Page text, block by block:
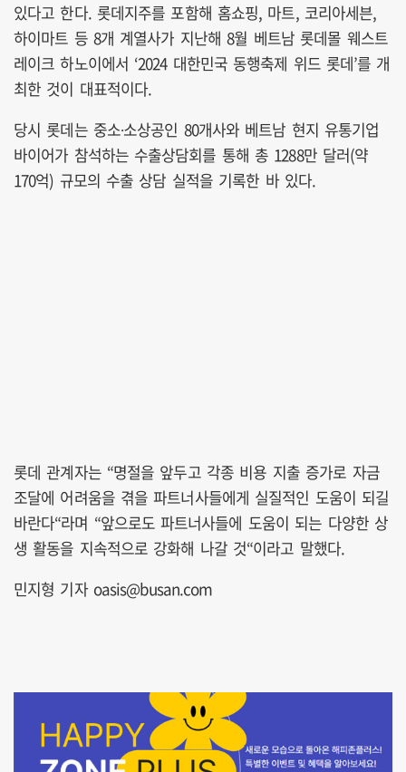
있다고 한다. 롯데지주를 포함해 홈쇼핑, 마트, 코리아세븐,
하이마트 등 8개 계열사가 지난해 8월 베트남 롯데몰 웨스트
레이크 하노이에서 ‘2024 대한민국 동행축제 위드 롯데’를 개
최한 것이 대표적이다.
당시 롯데는 중소∙소상공인 80개사와 베트남 현지 유통기업
바이어가 참석하는 수출상담회를 통해 총 1288만 달러(약
170억) 규모의 수출 상담 실적을 기록한 바 있다.
롯데 관계자는 “명절을 앞두고 각종 비용 지출 증가로 자금
조달에 어려움을 겪을 파트너사들에게 실질적인 도움이 되길
바란다“라며 “앞으로도 파트너사들에 도움이 되는 다양한 상
생 활동을 지속적으로 강화해 나갈 것“이라고 말했다.
민지형 기자 oasis@busan.com